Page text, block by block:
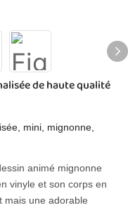
de haute qualité
mini, mignonne,
animé mignonne
vinyle et son corps en
mais une adorable